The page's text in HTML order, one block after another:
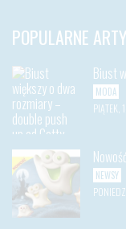
POPULARNE
Biust
MODA
PIĄTEK,
NEWSY